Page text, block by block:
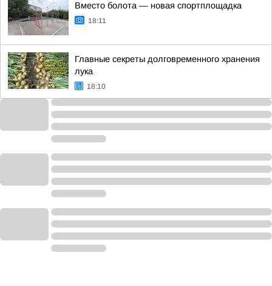
Вместо болота — новая спортплощадка
18:11
Главные секреты долговременного хранения
лука
18:10